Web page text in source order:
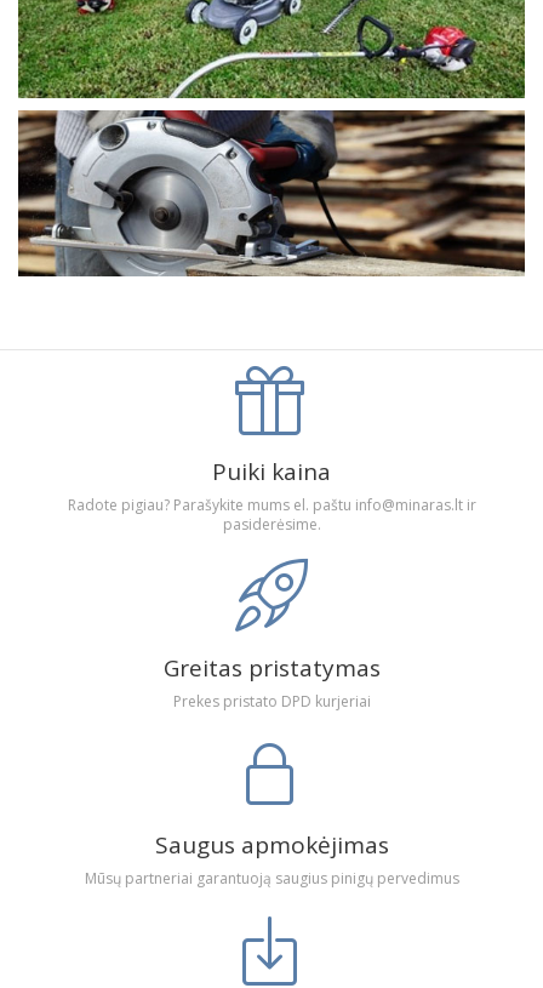
Puiki kaina
Radote pigiau? Parašykite mums el. paštu info@minaras.lt ir
pasiderėsime.
Greitas pristatymas
Prekes pristato DPD kurjeriai
Saugus apmokėjimas
Mūsų partneriai garantuoją saugius pinigų pervedimus